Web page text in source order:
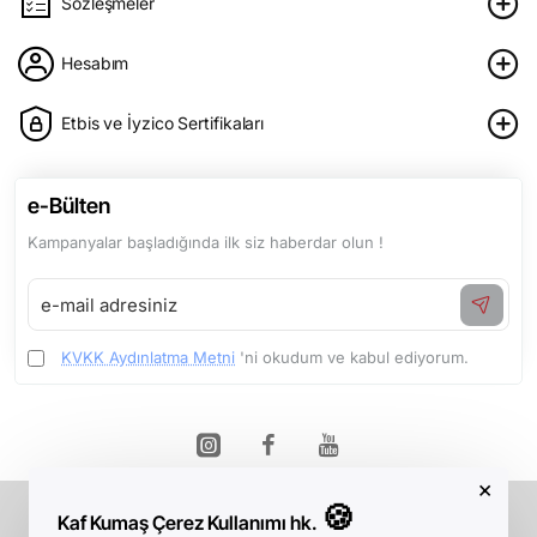
Kaf Kumaş Çerez Kullanımı hk. 🍪
×
Hesabım
Etbis ve İyzico Sertifikaları
e-Bülten
Kampanyalar başladığında ilk siz haberdar olun !
e-
mail
adresiniz
KVKK Aydınlatma Metni 'ni okudum ve kabul ediyorum.
Telif Hakkı © 2026, Kaf Kumaş, Tüm Hakları Saklıdır.